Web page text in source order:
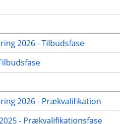
2026 - Tilbudsfase
2026 - Prækvalifikation
- Prækvalifikationsfase